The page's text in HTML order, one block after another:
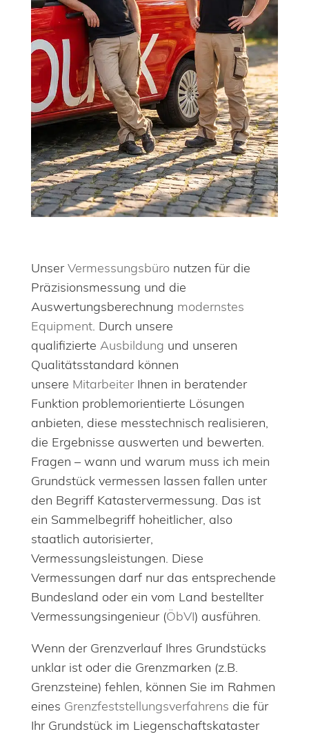
UnserVermessungsbüronutzen für die
Präzisionsmessung und die
Auswertungsberechnung modernstes
Equipment. Durch unsere
qualifizierte Ausbildung und unseren
Qualitätsstandard können
unsere MitarbeiterIhnen in beratender
Funktion problemorientierte Lösungen
anbieten, diese messtechnisch realisieren,
die Ergebnisse auswerten und bewerten.
Fragen – wann und warum muss ich mein
Grundstück vermessen lassen fallen unter
den Begriff Katastervermessung. Das ist
ein Sammelbegriff hoheitlicher, also
staatlich autorisierter,
Vermessungsleistungen. Diese
Vermessungen darf nur das entsprechende
Bundesland oder ein vom Land bestellter
Vermessungsingenieur (ÖbVI) ausführen.
Wenn der Grenzverlauf Ihres Grundstücks
unklar ist oder die Grenzmarken (z.B.
Grenzsteine) fehlen, können Sie im Rahmen
eines Grenzfeststellungsverfahrens die für
Ihr Grundstück im Liegenschaftskataster